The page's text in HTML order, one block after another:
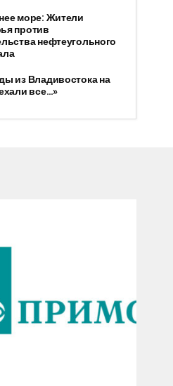
море: Жители
против
нефтеугольного
из Владивостока на
все…»